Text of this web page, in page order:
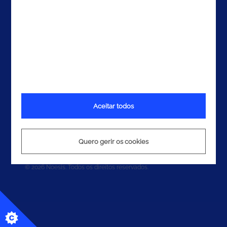
Termos e Condições
© 2026 Noesis. Todos os direitos reservados.
Quero gerir os cookies
Aceitar todos